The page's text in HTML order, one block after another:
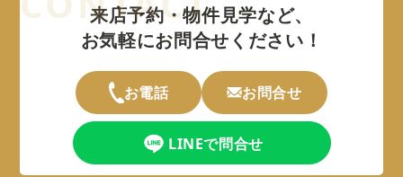
来店予約・物件見学など、
お気軽にお問合せください！
お電話 お問合せ
LINEで問合せ